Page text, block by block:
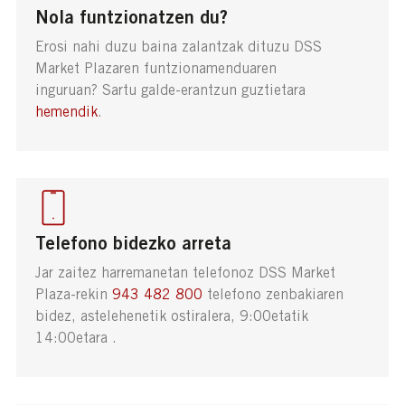
Nola funtzionatzen du?
Erosi nahi duzu baina zalantzak dituzu DSS
Market Plazaren funtzionamenduaren
inguruan? Sartu galde-erantzun guztietara
hemendik.
Telefono bidezko arreta
Jar zaitez harremanetan telefonoz DSS Market
Plaza-rekin 943 482 800 telefono zenbakiaren
bidez, astelehenetik ostiralera, 9:00etatik
14:00etara .